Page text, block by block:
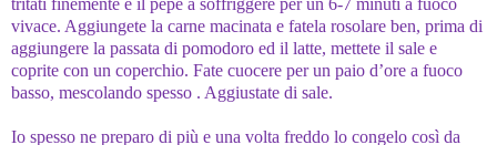
vivace. Aggiungete la carne macinata e fatela rosolare ben, prima di
aggiungere la passata di pomodoro ed il latte, mettete il sale e
coprite con un coperchio. Fate cuocere per un paio d’ore a fuoco
basso, mescolando spesso . Aggiustate di sale.
Io spesso ne preparo di più e una volta freddo lo congelo così da